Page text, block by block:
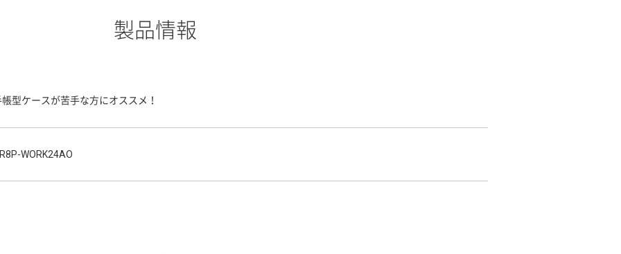
製品情報
帳型ケースが苦手な方にオススメ！
WORK24AO